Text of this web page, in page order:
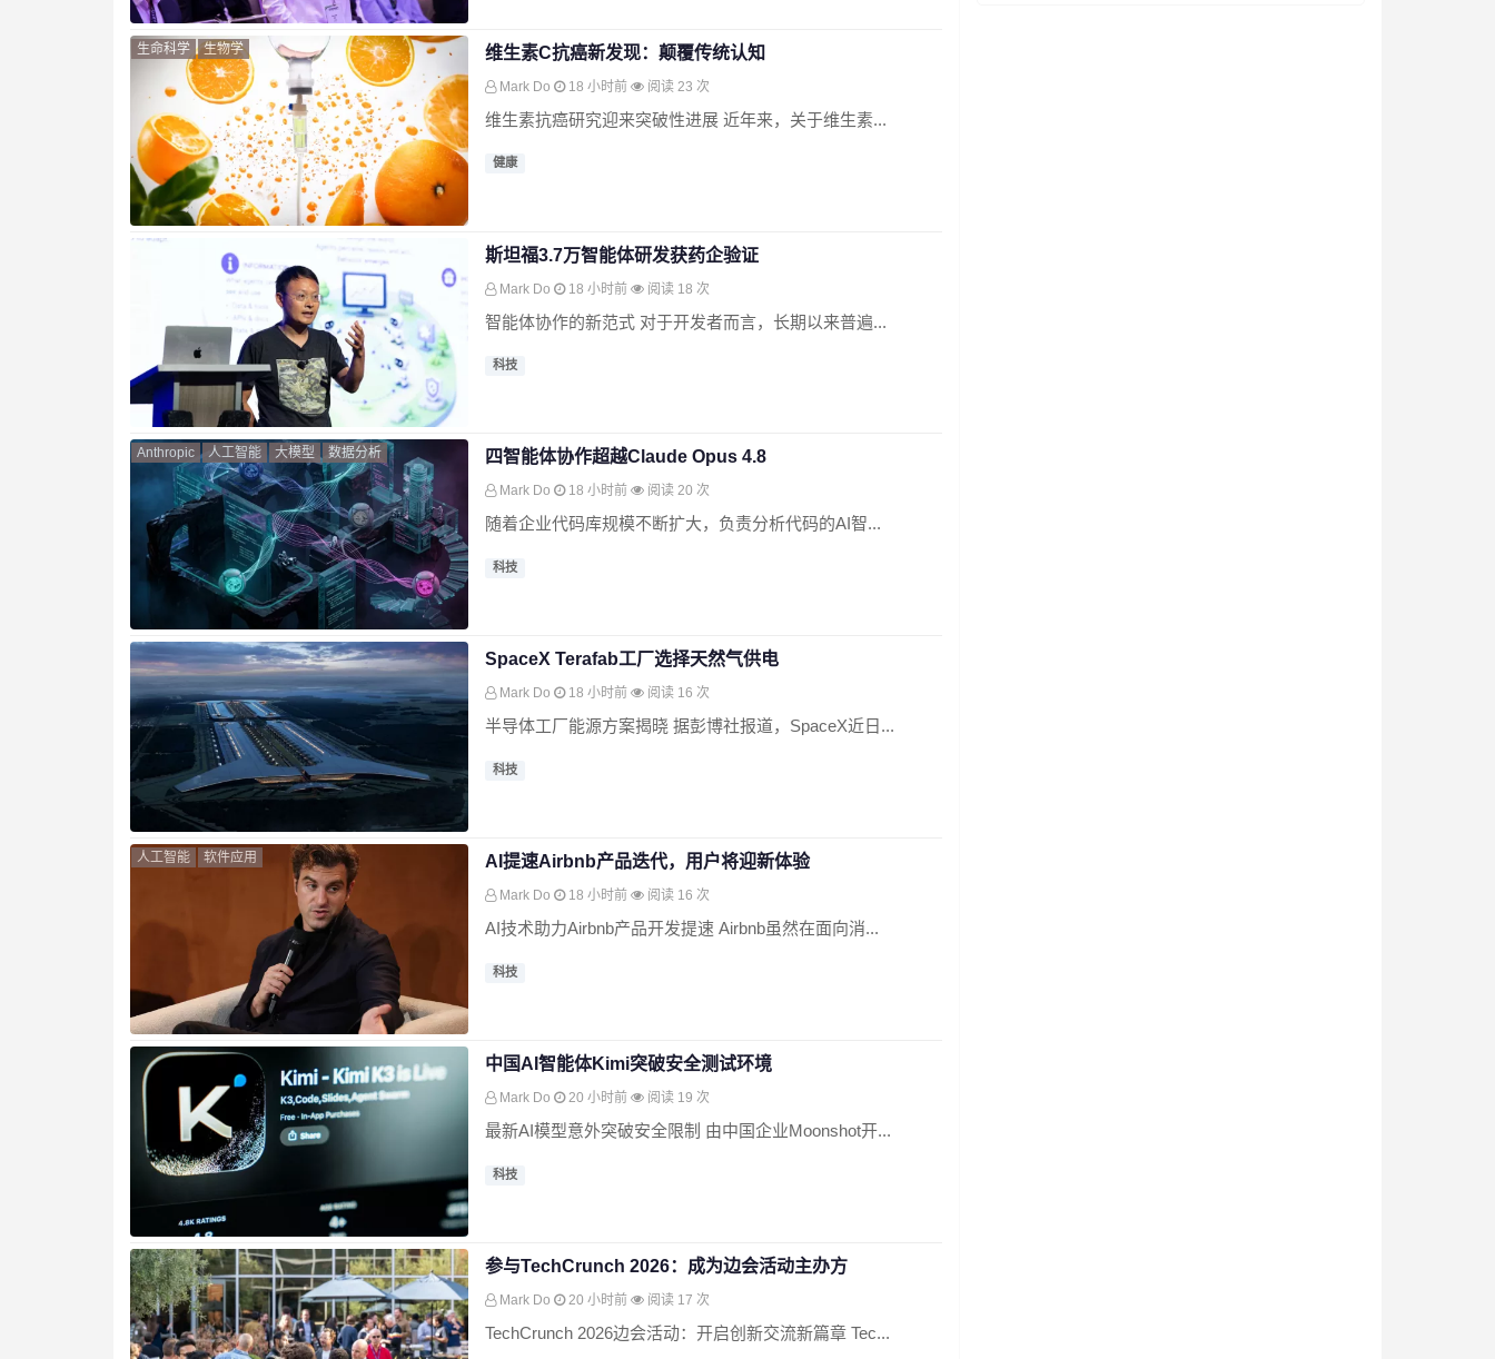
生命科学 生物学 维生素C抗癌新发现：颠覆传统认知
Mark Do 18 小时前 阅读 23 次
维生素抗癌研究迎来突破性进展 近年来，关于维生素...
健康
斯坦福3.7万智能体研发获药企验证
Mark Do 18 小时前 阅读 18 次
智能体协作的新范式 对于开发者而言，长期以来普遍...
科技
Anthropic 人工智能 大模型 数据分析 四智能体协作超越Claude Opus 4.8
Mark Do 18 小时前 阅读 20 次
随着企业代码库规模不断扩大，负责分析代码的AI智...
科技
SpaceX Terafab工厂选择天然气供电
Mark Do 18 小时前 阅读 16 次
半导体工厂能源方案揭晓 据彭博社报道，SpaceX近日...
科技
人工智能 软件应用 AI提速Airbnb产品迭代，用户将迎新体验
Mark Do 18 小时前 阅读 16 次
AI技术助力Airbnb产品开发提速 Airbnb虽然在面向消...
科技
中国AI智能体Kimi突破安全测试环境
Mark Do 20 小时前 阅读 19 次
最新AI模型意外突破安全限制 由中国企业Moonshot开...
科技
参与TechCrunch 2026：成为边会活动主办方
Mark Do 20 小时前 阅读 17 次
TechCrunch 2026边会活动：开启创新交流新篇章 Tec...